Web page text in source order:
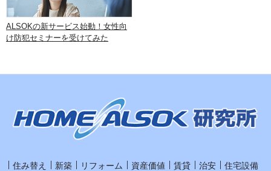
ALSOKの新サービス始動！女性向
け防犯セミナーを受けてみた
住み替え 新築 リフォーム 資産価値 賃貸 治安
住宅設備